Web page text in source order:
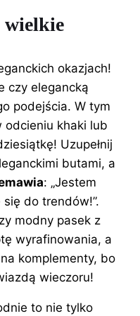
wielkie
okazjach!
czy elegancką
podejścia. W tym
odcieniu khaki lub
Uzupełnij
butami, a
: „Jestem
do trendów!”.
modny pasek z
wyrafinowania, a
komplementy, bo
wieczoru!
to nie tylko